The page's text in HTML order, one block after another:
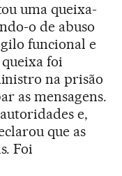
uma queixa-
o de abuso
funcional e
foi
na prisão
as mensagens.
e,
que as
Foi